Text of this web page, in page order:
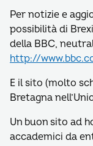
Per notizie e
possibilità di
della BBC,
http://
E il sito (molto
Bretagna
Un buon sito ad
accademici da